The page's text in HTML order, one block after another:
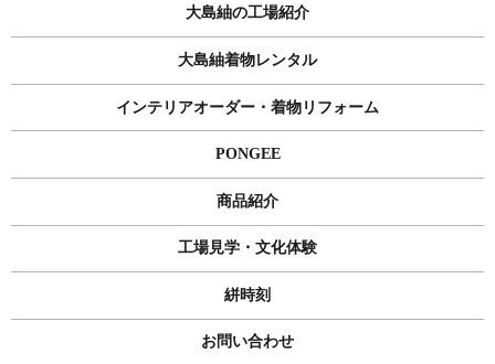
大島紬の工場紹介
大島紬着物レンタル
インテリアオーダー・着物リフォーム
PONGEE
商品紹介
工場見学・文化体験
絣時刻
お問い合わせ